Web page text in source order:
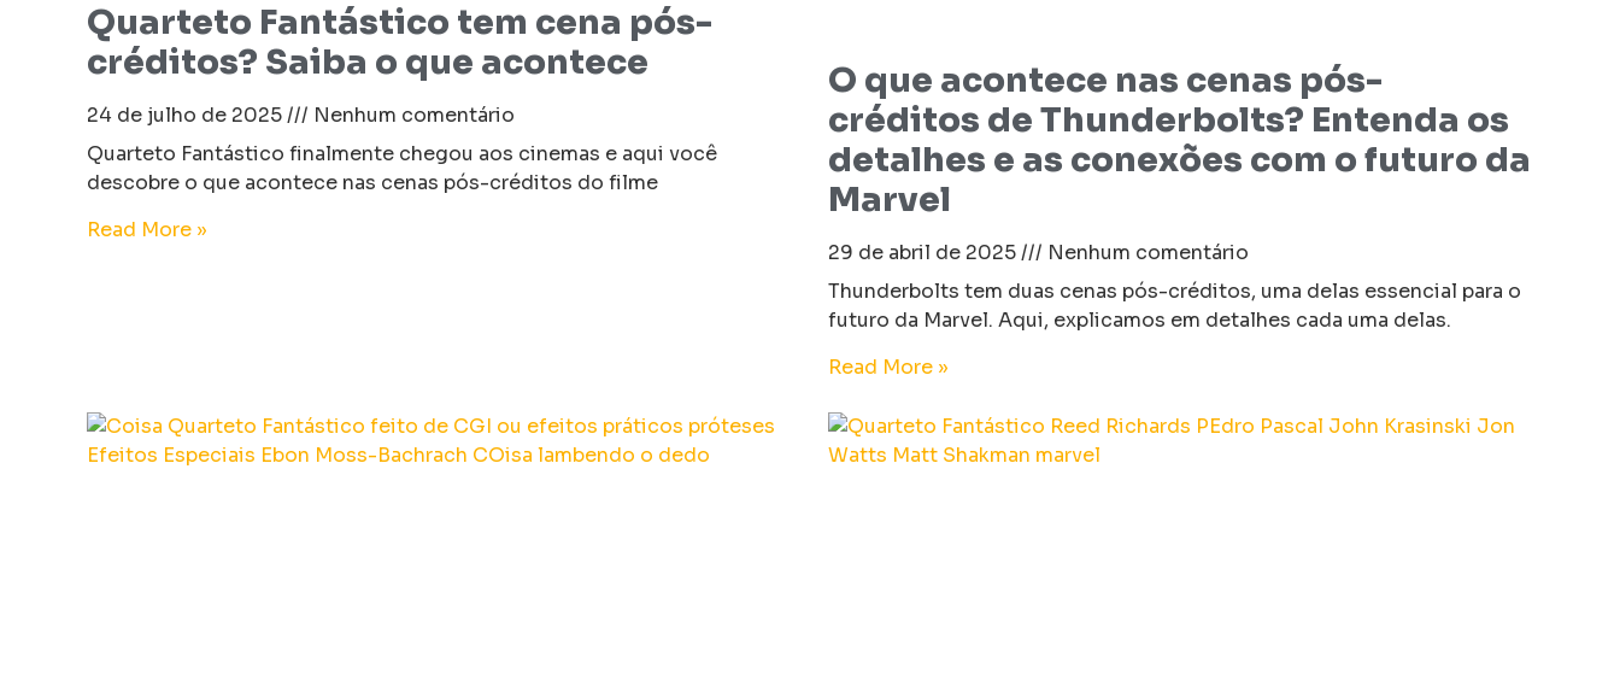
Quarteto Fantástico tem cena pós-
créditos? Saiba o que acontece
24 de julho de 2025
Nenhum comentário
Quarteto Fantástico finalmente chegou aos cinemas e aqui você
descobre o que acontece nas cenas pós-créditos do filme
Read More »
O que acontece nas cenas pós-
créditos de Thunderbolts? Entenda os
detalhes e as conexões com o futuro da
Marvel
29 de abril de 2025
Nenhum comentário
Thunderbolts tem duas cenas pós-créditos, uma delas essencial para o
futuro da Marvel. Aqui, explicamos em detalhes cada uma delas.
Read More »